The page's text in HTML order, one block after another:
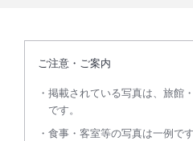
ご注意・ご案内
掲載されている写真は、旅館
です。
食事・客室等の写真は一例です